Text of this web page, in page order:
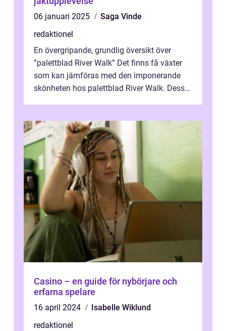
06 januari 2025
Saga Vinde
redaktionel
En övergripande, grundlig översikt över
”palettblad River Walk” Det finns få växter
som kan jämföras med den imponerande
skönheten hos palettblad River Walk. Dess
Casino – en guide för nybörjare och
erfarna spelare
16 april 2024
Isabelle Wiklund
redaktionel